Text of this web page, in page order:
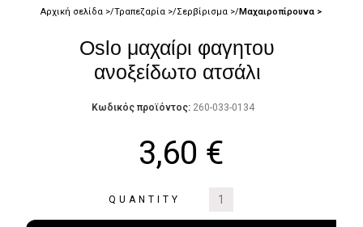
Αρχική σελίδα Τραπεζαρία Σερβίρισμα Μαχαιροπίρουνα
Oslo μαχαίρι φαγητου
ανοξείδωτο ατσάλι
Κωδικός προϊόντος: 260-033-0134
3,60 €
QUANTITY